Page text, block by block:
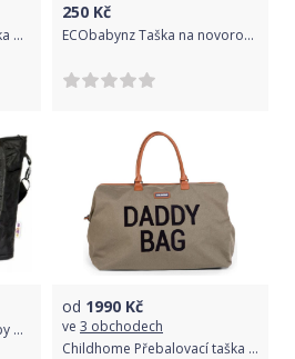
Bababing Přebalovací taška DayTripper Lite 2, Grey
250 Kč
ECObabynz Taška na novorozenecké plenky nepromokavý pytel - Hnědá kravička, MINKY
Taška na kočárek Star, Baby Nellys - černá
od 1990 Kč
ve 3 obchodech
Childhome Přebalovací taška Daddy Bag Big Canvas Khaki